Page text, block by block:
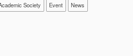
Society Event News